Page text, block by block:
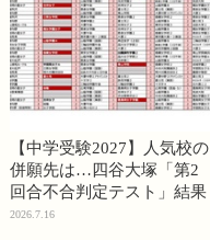
【中学受験2027】人気校の
併願先は…四谷大塚「第2
回合不合判定テスト」結果
2026.7.16